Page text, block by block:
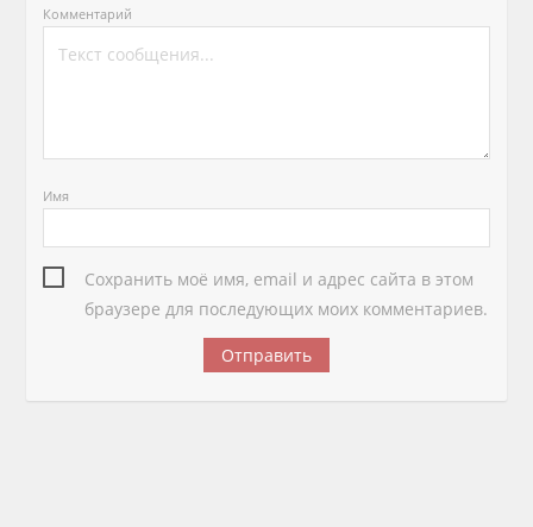
Комментарий
Имя
Сохранить моё имя, email и адрес сайта в этом
браузере для последующих моих комментариев.